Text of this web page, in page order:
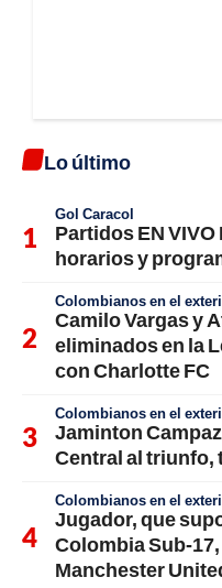
Lo último
Gol Caracol
Partidos EN VIVO
horarios y
Colombianos en el
Camilo Vargas y
eliminados en la
con Charlotte FC
Colombianos en el
Jaminton
Central al triunfo,
Colombianos en el
Jugador, que
Colombia Sub-
Manchester